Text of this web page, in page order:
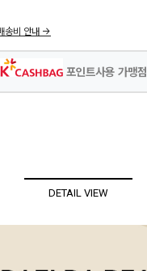
송비 안내 →
포인트사용 가맹점
DETAIL VIEW